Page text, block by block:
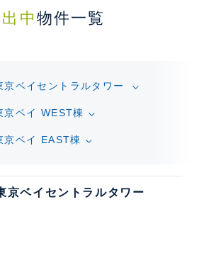
中物件一覧
京ベイセントラルタワー
京ベイ WEST棟
京ベイ EAST棟
京ベイセントラルタワー